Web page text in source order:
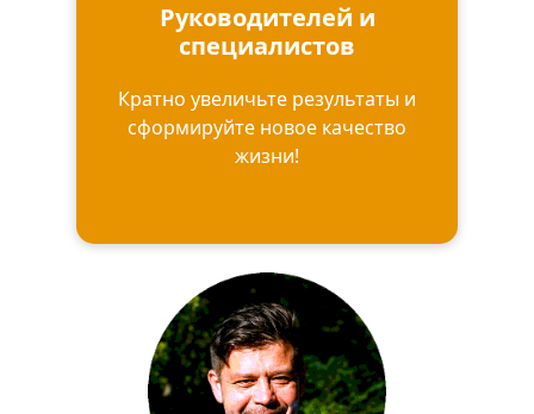
Руководителей и
специалистов
Кратно увеличьте результаты и
сформируйте новое качество
жизни!